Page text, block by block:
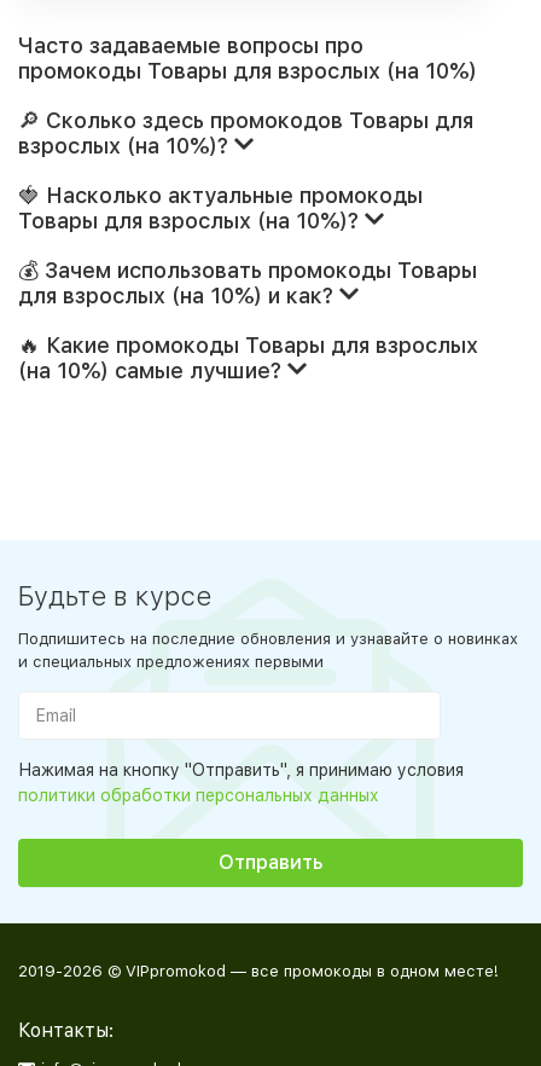
Часто задаваемые вопросы про
промокоды Товары для взрослых (на 10%)
🔎 Сколько здесь промокодов Товары для
взрослых (на 10%)?
🍓 Насколько актуальные промокоды
Товары для взрослых (на 10%)?
💰 Зачем использовать промокоды Товары
для взрослых (на 10%) и как?
🔥 Какие промокоды Товары для взрослых
(на 10%) самые лучшие?
Будьте в курсе
Подпишитесь на последние обновления и узнавайте о новинках
и специальных предложениях первыми
Нажимая на кнопку "Отправить", я принимаю условия
политики обработки персональных данных
2019-2026 © VIPpromokod — все промокоды в одном месте!
Контакты: